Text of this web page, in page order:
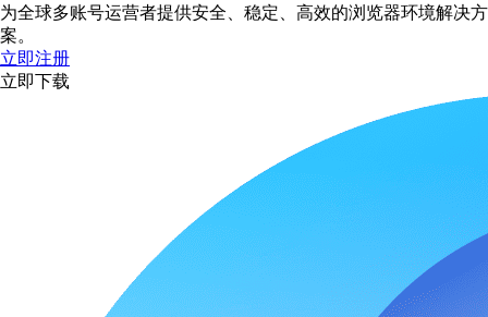
为全球多账号运营者提供安全、稳定、高效的浏览器环境解决方
案。
立即注册
立即下载